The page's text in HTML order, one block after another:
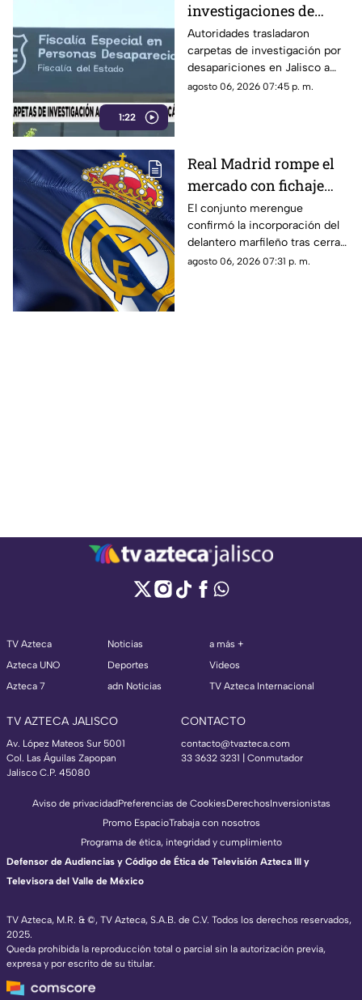
1:22
investigaciones de
personas
desaparecidas en
Jalisco a Zacatecas y
Michoacán
Autoridades trasladaron
carpetas de investigación por
desapariciones en Jalisco a
fiscalías de Zacatecas y
agosto 06, 2026 07:45 p. m.
Real Madrid rompe el
mercado con fichaje
récord de 135 millones
de euros por una joven
promesa
El conjunto merengue
confirmó la incorporación del
delantero marfileño tras cerrar
un acuerdo con el RB Leipzig.
agosto 06, 2026 07:31 p. m.
TV Azteca
Azteca UNO
Azteca 7
Noticias
Deportes
adn Noticias
a más +
Videos
TV Azteca Internacional
TV AZTECA JALISCO
Av. López Mateos Sur 5001
Col. Las Águilas Zapopan
Jalisco C.P. 45080
CONTACTO
contacto@tvazteca.com
33 3632 3231 | Conmutador
TV Azteca, M.R. & ©, TV Azteca, S.A.B. de C.V. Todos los derechos reservados,
2025.
Queda prohibida la reproducción total o parcial sin la autorización previa,
expresa y por escrito de su titular.
Aviso de privacidadPreferencias de CookiesDerechosInversionistas
Promo EspacioTrabaja con nosotros
Programa de ética, integridad y cumplimiento
Defensor de Audiencias y Código de Ética de Televisión Azteca III y
Televisora del Valle de México